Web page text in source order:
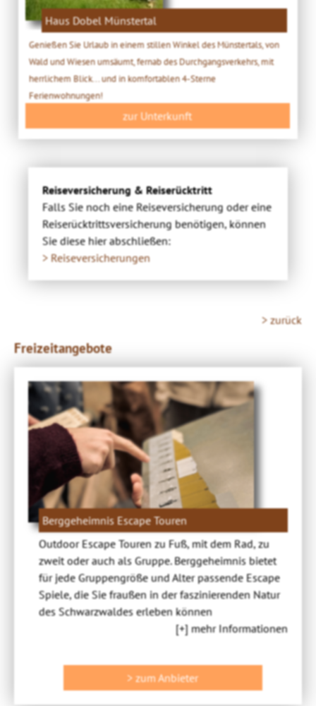
Haus Dobel Münstertal
Genießen Sie Urlaub in einem stillen Winkel des Münstertals, von
Wald und Wiesen umsäumt, fernab des Durchgangsverkehrs, mit
herrlichem Blick... und in komfortablen 4-Sterne
Ferienwohnungen!
zur Unterkunft
Reiseversicherung & Reiserücktritt
Falls Sie noch eine Reiseversicherung oder eine
Reiserücktrittsversicherung benötigen, können
Sie diese hier abschließen:
> Reiseversicherungen
> zurück
Freizeitangebote
Berggeheimnis Escape Touren
Outdoor Escape Touren zu Fuß, mit dem Rad, zu
zweit oder auch als Gruppe. Berggeheimnis bietet
für jede Gruppengröße und Alter passende Escape
Spiele, die Sie fraußen in der faszinierenden Natur
des Schwarzwaldes erleben können
[+] mehr Informationen
> zum Anbieter